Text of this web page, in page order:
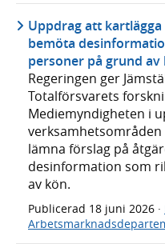
Uppdrag att
bemöta
personer på grund av
Regeringen ger
Totalförsvarets
Mediemyndigheten i
lämna förslag på
desinformation som
av kön.
Publicerad 18 juni 2026 ·